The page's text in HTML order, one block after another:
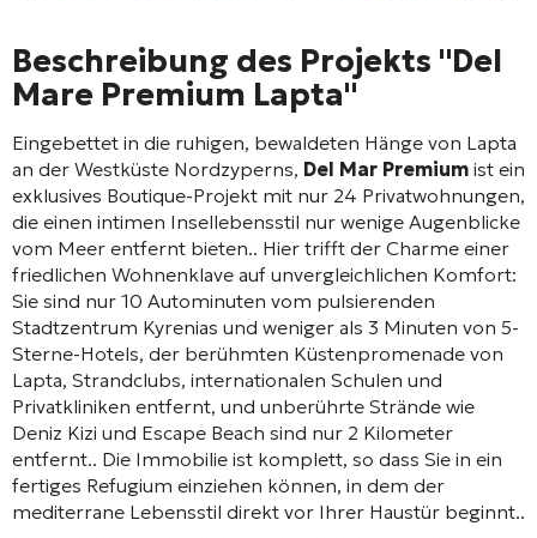
Beschreibung des Projekts "Del
Mare Premium Lapta"
Eingebettet in die ruhigen, bewaldeten Hänge von Lapta
an der Westküste Nordzyperns, Del Mar Premium ist ein
exklusives Boutique-Projekt mit nur 24 Privatwohnungen,
die einen intimen Insellebensstil nur wenige Augenblicke
vom Meer entfernt bieten.. Hier trifft der Charme einer
friedlichen Wohnenklave auf unvergleichlichen Komfort:
Sie sind nur 10 Autominuten vom pulsierenden
Stadtzentrum Kyrenias und weniger als 3 Minuten von 5-
Sterne-Hotels, der berühmten Küstenpromenade von
Lapta, Strandclubs, internationalen Schulen und
Privatkliniken entfernt, und unberührte Strände wie
Deniz Kizi und Escape Beach sind nur 2 Kilometer
entfernt.. Die Immobilie ist komplett, so dass Sie in ein
fertiges Refugium einziehen können, in dem der
mediterrane Lebensstil direkt vor Ihrer Haustür beginnt..